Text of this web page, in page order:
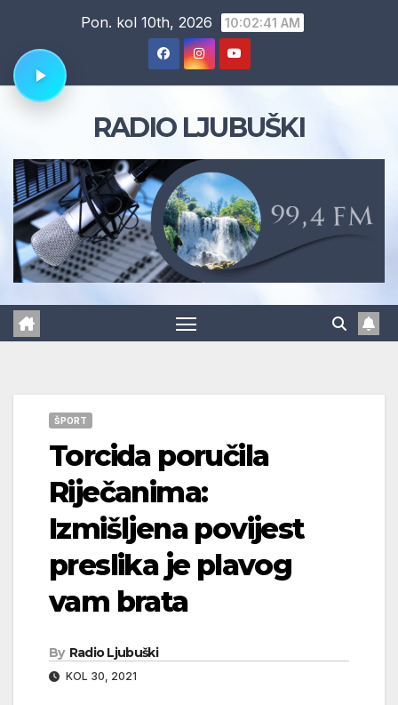
content
Pon. kol 10th, 2026 10:02:42 AM
RADIO LJUBUŠKI
ŠPORT
Torcida poručila
Riječanima:
Izmišljena povijest
preslika je plavog
vam brata
By Radio Ljubuški
KOL 30, 2021